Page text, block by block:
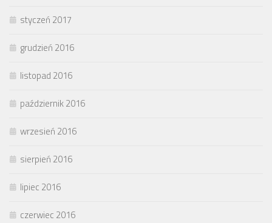
styczeń 2017
grudzień 2016
listopad 2016
październik 2016
wrzesień 2016
sierpień 2016
lipiec 2016
czerwiec 2016